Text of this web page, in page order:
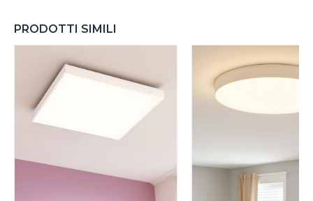
PRODOTTI SIMILI